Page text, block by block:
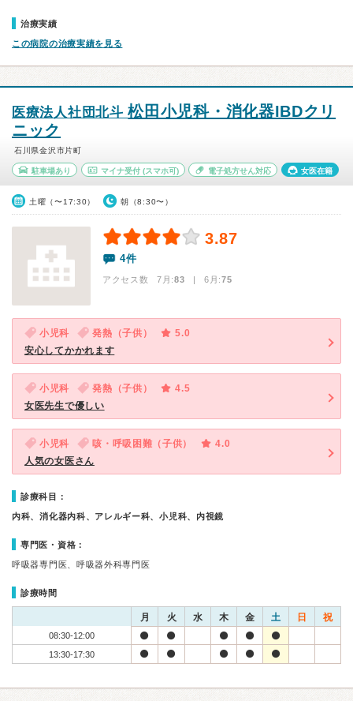
治療実績
この病院の治療実績を見る
医療法人社団北斗松田小児科・消化器IBDクリ
ニック
石川県金沢市片町
駐車場あり マイナ受付(スマホ可) 電子処方せん対応 女医在籍
土曜（〜17:30） 朝（8:30〜）
3.87
4件
アクセス数 7月:83 | 6月:75
小児科 発熱（子供）
5.0
安心してかかれます
小児科 発熱（子供）
4.5
女医先生で優しい
小児科 咳・呼吸困難（子供）
4.0
人気の女医さん
診療科目：
内科、消化器内科、アレルギー科、小児科、内視鏡
専門医・資格：
呼吸器専門医、呼吸器外科専門医
診療時間
月 火 水 木 金 土 日 祝
08:30-12:00
13:30-17:30